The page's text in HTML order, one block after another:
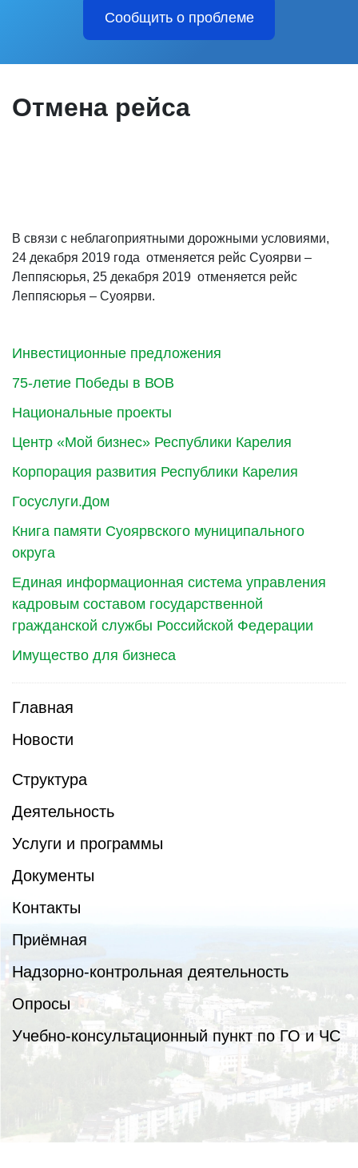
Сообщить о проблеме
Инвестиционные предложения
75-летие Победы в ВОВ
Национальные проекты
Центр «Мой бизнес» Республики Карелия
Корпорация развития Республики Карелия
Госуслуги.Дом
Книга памяти Суоярвского муниципального
округа
Единая информационная система управления
кадровым составом государственной
гражданской службы Российской Федерации
Имущество для бизнеса
Главная
Новости
Структура
Деятельность
Услуги и программы
Документы
Контакты
Приёмная
Надзорно-контрольная деятельность
Опросы
Учебно-консультационный пункт по ГО и ЧС
Отмена рейса
В связи с неблагоприятными дорожными условиями,
24 декабря 2019 года отменяется рейс Суоярви –
Леппясюрья, 25 декабря 2019 отменяется рейс
Леппясюрья – Суоярви.